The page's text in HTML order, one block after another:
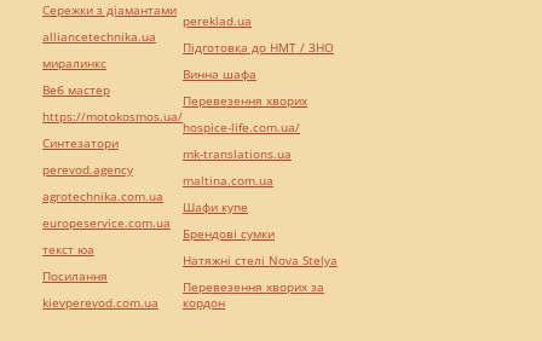
Сережки з діамантами
alliancetechnika.ua
миралинкс
Веб мастер
https://motokosmos.ua/
Синтезатори
perevod.agency
agrotechnika.com.ua
europeservice.com.ua
текст юа
Посилання
kievperevod.com.ua
pereklad.ua
Підготовка до НМТ / ЗНО
Винна шафа
Перевезення хворих
hospice-life.com.ua/
mk-translations.ua
maltina.com.ua
Шафи купе
Брендові сумки
Натяжні стелі Nova Stelya
Перевезення хворих за
кордон